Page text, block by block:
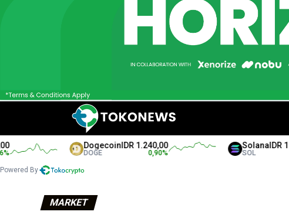
DogecoinIDR 1.240,00
DOGE
SolanaIDR
Powered By
MARKET